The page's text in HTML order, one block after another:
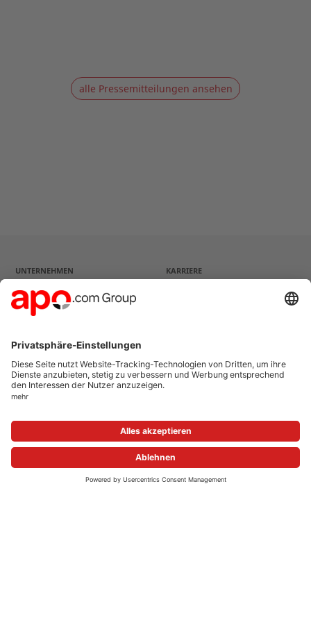
alle Pressemitteilungen ansehen
UNTERNEHMEN
Strategie
KARRIERE
ONLINE-APOTHEKEN